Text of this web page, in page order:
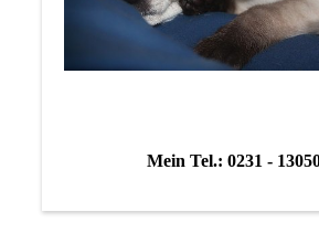
Mein Tel.: 0231 -